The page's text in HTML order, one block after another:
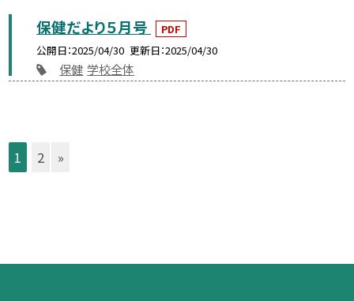
保健だより５月号
PDF
公開日 2025/04/30 更新日 2025/04/30
保健 学校全体
1 2 »